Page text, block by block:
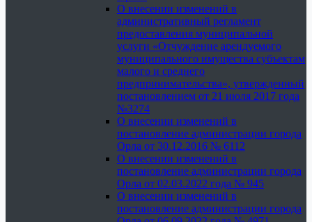
О внесении изменений в
административный регламент
предоставления муниципальной
услуги «Отчуждение арендуемого
муниципального имущества субъектам
малого и среднего
предпринимательства», утвержденный
постановлением от 21 июля 2017 года
№3274
О внесении изменений в
постановление администрации города
Орла от 30.12.2016 № 6112
О внесении изменений в
постановление администрации города
Орла от 02.03.2022 года № 945
О внесении изменений в
постановление администрации города